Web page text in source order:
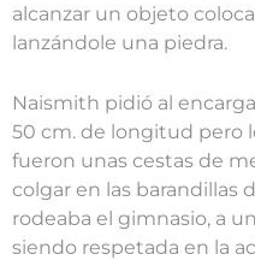
alcanzar un objeto
lanzándole una piedra.
Naismith pidió al
50 cm. de longitud pero
fueron unas cestas de
colgar en las barandillas
rodeaba el gimnasio, a
siendo respetada en la